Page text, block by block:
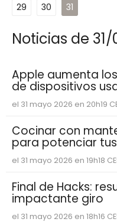
29
30 31
Noticias de
Apple aumenta
de dispositivos
el 31 mayo 2026 en 20h19
Cocinar con
para potenciar
el 31 mayo 2026 en 19h18
Final de Hacks:
impactante giro
el 31 mayo 2026 en 18h16